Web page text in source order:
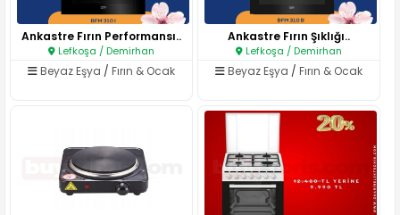
Ankastre Fırın Performansı..
Lefkoşa / Demirhan
Beyaz Eşya / Fırın & Ocak
Ankastre Fırın Şıklığı..
Lefkoşa / Demirhan
Beyaz Eşya /Fırın & Ocak